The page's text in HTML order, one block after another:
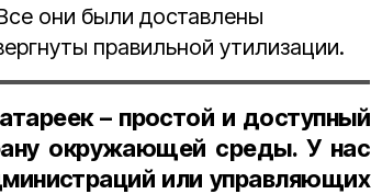
они были доставлены
правильной утилизации.
– простой и доступный
окружающей среды. У нас
или управляющих